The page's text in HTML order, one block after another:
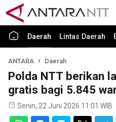
Daerah Lintas Daerah
ANTARA Daerah
Polda NTT berikan
gratis bagi 5.845
Senin, 22 Juni 2026 11:01 WIB